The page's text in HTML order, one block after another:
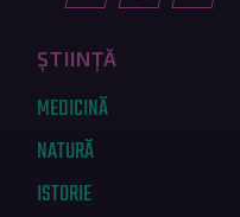
ȘTIINȚĂ
MEDICINĂ
NATURĂ
ISTORIE